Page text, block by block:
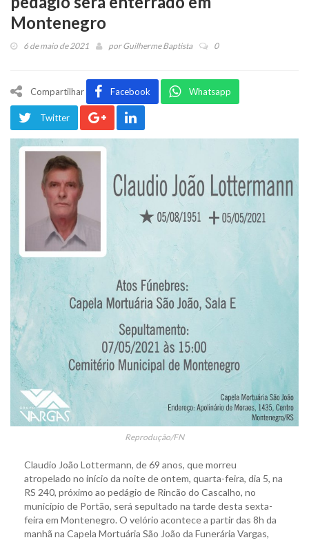
Montenegro
6 de maio de 2021 porGuilherme Baptista 0
Compartilhar Facebook Whatsapp
Twitter
Reprodução/FN
Claudio João Lottermann, de 69 anos, que morreu
atropelado no início da noite de ontem, quarta-feira, dia 5, na
RS 240, próximo ao pedágio de Rincão do Cascalho, no
município de Portão, será sepultado na tarde desta sexta-
feira em Montenegro. O velório acontece a partir das 8h da
manhã na Capela Mortuária São João da Funerária Vargas,